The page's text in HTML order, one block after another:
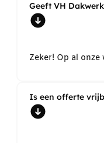
Geeft VH
Zeker! Op al
Is een offerte